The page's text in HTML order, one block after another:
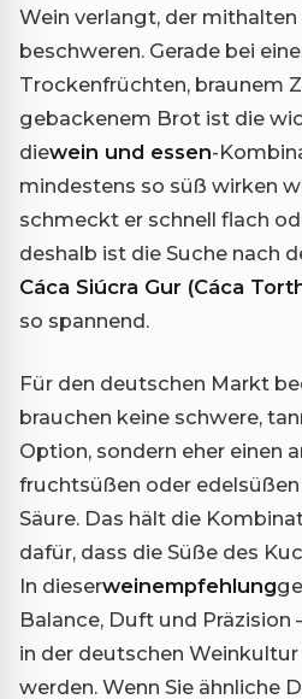
Wein verlangt, der mithalten
beschweren. Gerade bei
Trockenfrüchten, braunem
gebackenem Brot ist die
diewein und essen-
mindestens so süß wirken
schmeckt er schnell flach
deshalb ist die Suche nach
Cáca Siúcra Gur (Cáca
so spannend.
Für den deutschen Markt
brauchen keine schwere,
Option, sondern eher einen
fruchtsüßen oder
Säure. Das hält die
dafür, dass die Süße des
In dieserweinempfehlung
Balance, Duft und Präzision
in der deutschen
werden. Wenn Sie ähnliche